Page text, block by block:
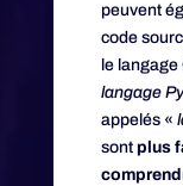
peuvent
code
le langage
langage
appelés «
sont plus